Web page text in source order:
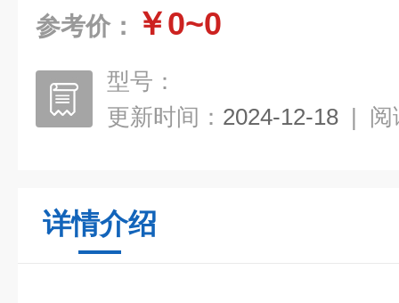
参考价： ￥0~0
型号：
更新时间： 2024-12-18 | 阅
详情介绍